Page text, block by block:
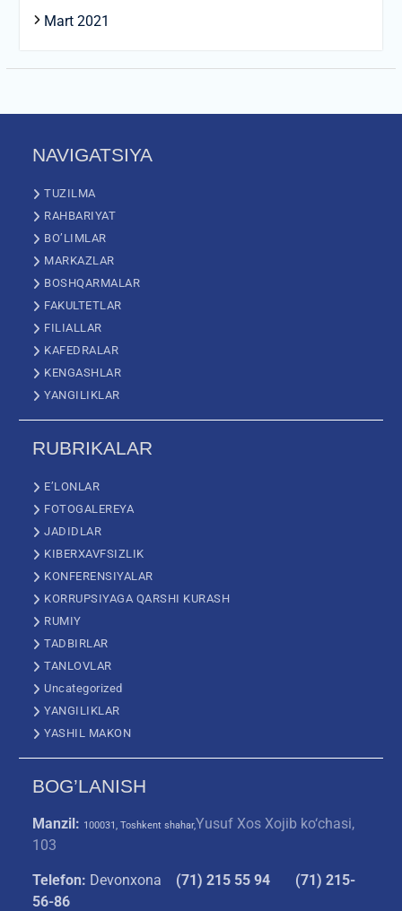
Mart 2021
NAVIGATSIYA
TUZILMA
RAHBARIYAT
BO’LIMLAR
MARKAZLAR
BOSHQARMALAR
FAKULTETLAR
FILIALLAR
KAFEDRALAR
KENGASHLAR
YANGILIKLAR
RUBRIKALAR
E’LONLAR
FOTOGALEREYA
JADIDLAR
KIBERXAVFSIZLIK
KONFERENSIYALAR
KORRUPSIYAGA QARSHI KURASH
RUMIY
TADBIRLAR
TANLOVLAR
Uncategorized
YANGILIKLAR
YASHIL MAKON
BOG’LANISH
Manzil: 100031, Toshkent shahar,Yusuf Xos Xojib ko‘chasi,
103
Telefon: Devonxona (71) 215 55 94
(71) 215-
56-86